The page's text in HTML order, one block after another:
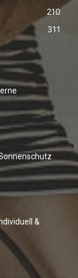
210
311
&